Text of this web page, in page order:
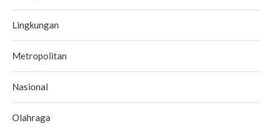
Lingkungan
Metropolitan
Nasional
Olahraga